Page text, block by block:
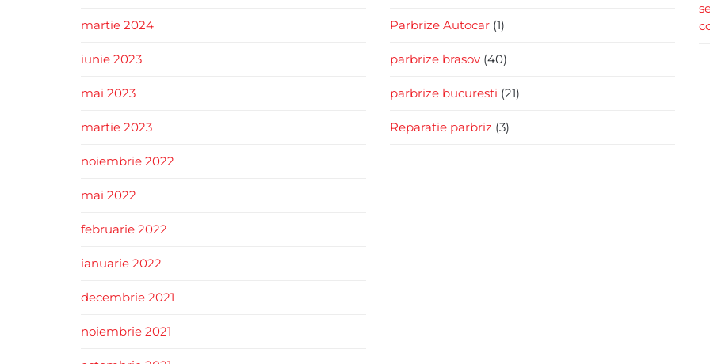
martie 2024
iunie 2023
mai 2023
martie 2023
noiembrie 2022
mai 2022
februarie 2022
ianuarie 2022
decembrie 2021
noiembrie 2021
Parbrize Autocar (1)
parbrize brasov (40)
parbrize bucuresti (21)
Reparatie parbriz (3)